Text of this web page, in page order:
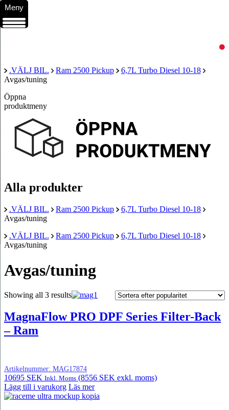
.VÄLJ BIL. Ram 2500 Pickup
6,7L Turbo Diesel 10-18
Avgas/tuning
Öppna
produktmeny
Alla produkter
.VÄLJ BIL. Ram 2500 Pickup
6,7L Turbo Diesel 10-18
Avgas/tuning
.VÄLJ BIL.
Ram 2500 Pickup
6,7L Turbo Diesel 10-18
Avgas/tuning
Avgas/tuning
Showing all 3 results
MagnaFlow PRO DPF Series Filter-Back
– Ram
Artikelnummer: MAG17874
10695 SEK Inkl. Moms (8556 SEK exkl. moms)
Lägg till i varukorg Läs mer
Meny